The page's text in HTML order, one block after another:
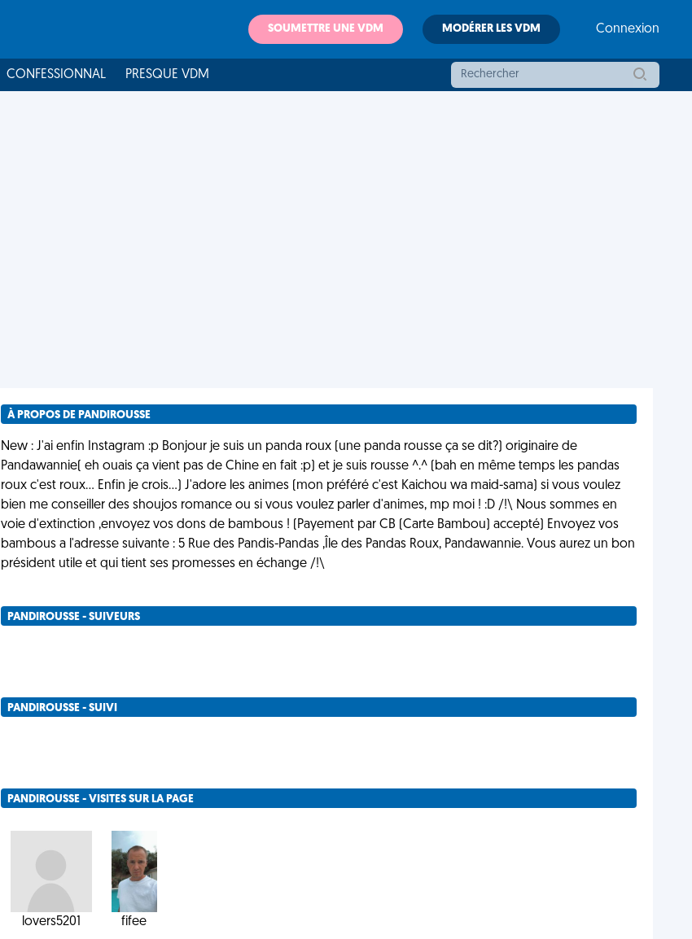
SOUMETTRE UNE VDM MODÉRER LES VDM Connexion
CONFESSIONNAL PRESQUE VDM
À PROPOS DE PANDIROUSSE
New : J'ai enfin Instagram :p Bonjour je suis un panda roux (une panda rousse ça se dit?) originaire de
Pandawannie( eh ouais ça vient pas de Chine en fait :p) et je suis rousse ^.^ (bah en même temps les pandas
roux c'est roux... Enfin je crois...) J'adore les animes (mon préféré c'est Kaichou wa maid-sama) si vous voulez
bien me conseiller des shoujos romance ou si vous voulez parler d'animes, mp moi ! :D /!\ Nous sommes en
voie d'extinction ,envoyez vos dons de bambous ! (Payement par CB (Carte Bambou) accepté) Envoyez vos
bambous a l'adresse suivante : 5 Rue des Pandis-Pandas ,Île des Pandas Roux, Pandawannie. Vous aurez un bon
président utile et qui tient ses promesses en échange /!\
PANDIROUSSE - SUIVEURS
PANDIROUSSE - SUIVI
PANDIROUSSE - VISITES SUR LA PAGE
lovers5201 fifee